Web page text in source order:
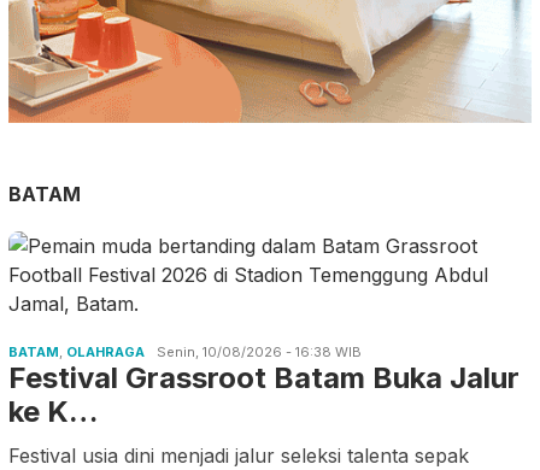
BATAM
BATAM, OLAHRAGA Senin, 10/08/2026 - 16:38 WIB
Festival Grassroot Batam Buka Jalur
ke K…
Festival usia dini menjadi jalur seleksi talenta sepak